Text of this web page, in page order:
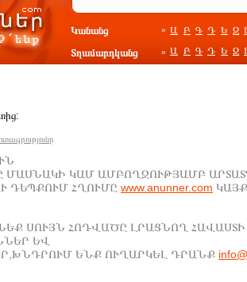
Կանանց » Ա Բ Գ Դ Ե Զ
Տղամարդկանց » Ա Բ Գ Դ Ե Զ
ՄԱՍՆԱԿԻ ԿԱՄ ԱՄԲՈՂՋՈՒԹՅԱՄԲ
ԴԵՊՔՈՒՄ ՀՂՈՒՄԸ www.anunner.com
ՍՈՒՅՆ ՀՈԴՎԱԾԸ ԼՐԱՑՆՈՂ ՀԱՎԱՍՏԻ
ԵՎ
ԵՆՔ ՈՒՂԱՐԿԵԼ ԴՐԱՆՔ